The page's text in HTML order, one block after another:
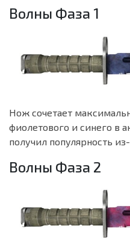
Волны Фаза 1
Нож сочетает
фиолетового и синего в
получил популярность
Волны Фаза 2